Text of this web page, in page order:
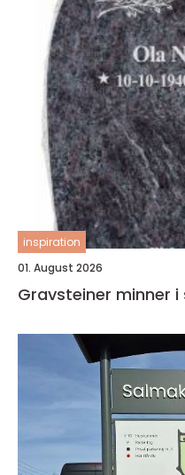
inspiration
01. August 2026